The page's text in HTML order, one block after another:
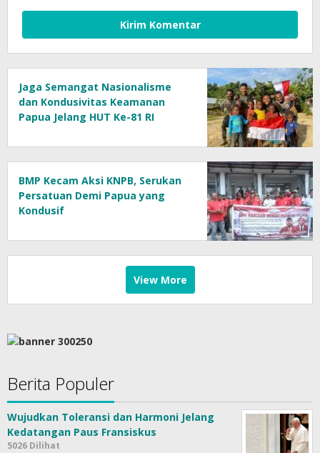
Jaga Semangat Nasionalisme
dan Kondusivitas Keamanan
Papua Jelang HUT Ke-81 RI
BMP Kecam Aksi KNPB, Serukan
Persatuan Demi Papua yang
Kondusif
View More
Berita Populer
Wujudkan Toleransi dan Harmoni Jelang
Kedatangan Paus Fransiskus
5026 Dilihat